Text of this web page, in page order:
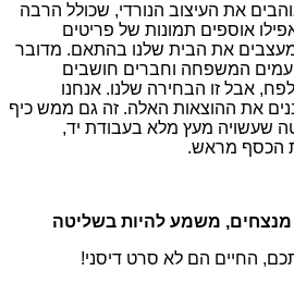
את העיצוב הנורדי, שכולל הרבה
אוספים תמונות של פריטים
את הבית שלנו בהתאם. מדובר
המשפחה וחברים חושבים
אבל זו הבחירה שלנו. אנחנו
את ההוצאות האלה. זה גם ממש כיף
שעשויה מעץ מלא בעבודת יד,
הכסף מראש.
מנצחים, משמע להיות בשליטה
החיים הם לא סרט דיסני!